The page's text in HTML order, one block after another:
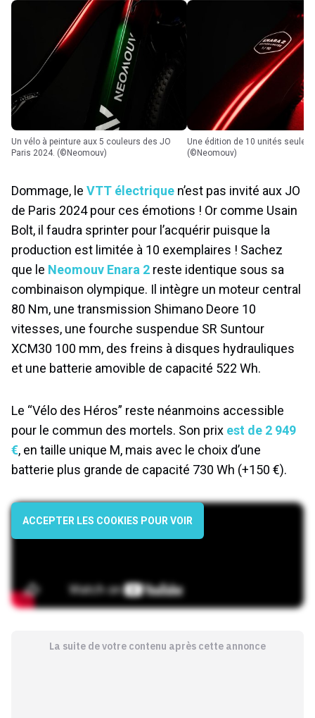
Un vélo à peinture aux 5 couleurs des JO
Paris 2024. (©Neomouv)
Une édition de 10 unités seulement.
(©Neomouv)
Dommage, le VTT électrique n’est pas invité aux JO
de Paris 2024 pour ces émotions ! Or comme Usain
Bolt, il faudra sprinter pour l’acquérir puisque la
production est limitée à 10 exemplaires ! Sachez
que le Neomouv Enara 2 reste identique sous sa
combinaison olympique. Il intègre un moteur central
80 Nm, une transmission Shimano Deore 10
vitesses, une fourche suspendue SR Suntour
XCM30 100 mm, des freins à disques hydrauliques
et une batterie amovible de capacité 522 Wh.
Le “Vélo des Héros” reste néanmoins accessible
pour le commun des mortels. Son prix est de 2 949
€, en taille unique M, mais avec le choix d’une
batterie plus grande de capacité 730 Wh (+150 €).
ACCEPTER LES COOKIES POUR VOIR
La suite de votre contenu après cette annonce